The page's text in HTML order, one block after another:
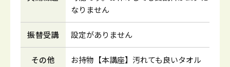
なりません
振替受講 設定がありません
その他
お持物【本講座】汚れても良いタオル